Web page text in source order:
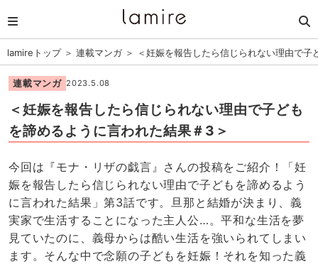
lamireトップ＞ 連載マンガ＞ ＜妊娠を報告したら信じられない理由で
連載マンガ 2023.5.08
＜妊娠を報告したら信じられない理由で子ども
を諦めるように言われた結果＃3＞
今回は『モナ・リザの戯言』さんの投稿をご紹介！「妊
娠を報告したら信じられない理由で子どもを諦めるよう
に言われた結果」第3話です。旦那と結婚が決まり、義
実家で生活することになった主人公…。平和な生活を夢
見ていたのに、義母からは酷い生活を強いられてしまい
ます。そんな中で念願の子どもを妊娠！それを知った義